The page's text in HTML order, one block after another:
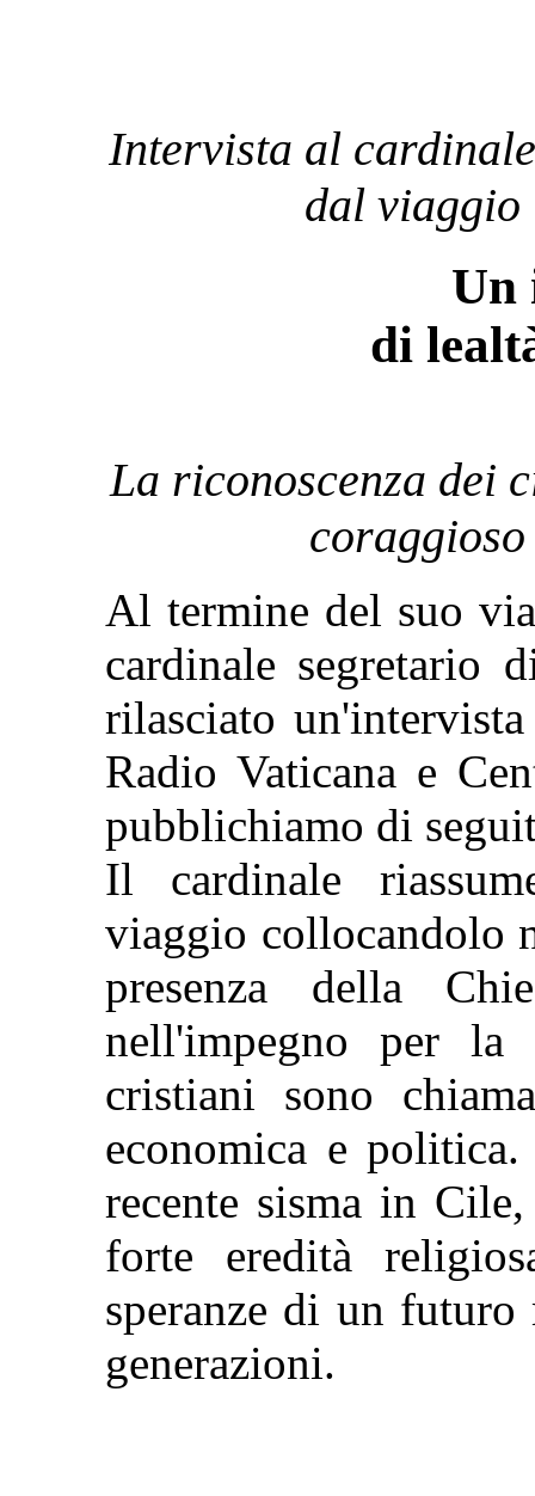
Intervista al
dal
Un
di
La riconoscenza dei
Al termine del suo
cardinale segretario
rilasciato
Radio Vaticana e
pubblichiamo di
Il cardinale
viaggio collocandolo
presenza della
nell'impegno per
cristiani sono
economica e
recente sisma in
forte eredità
speranze di un
generazioni.